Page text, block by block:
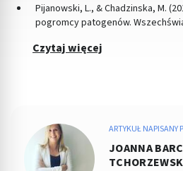
Pijanowski, L., & Chadzinska, M.
pogromcy patogenów.
Czytaj więcej
ARTYKUŁ NAPISANY
JOANNA